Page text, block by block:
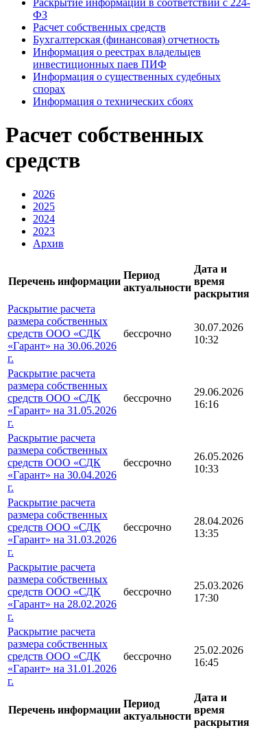
Раскрытие информации в соответствии с 224-
ФЗ
Расчет собственных средств
Бухгалтерская (финансовая) отчетность
Информация о реестрах владельцев
инвестиционных паев ПИФ
Информация о существенных судебных
спорах
Информация о технических сбоях
Расчет собственных
средств
2026
2025
2024
2023
Архив
Перечень информации
Период
актуальности
Дата и
время
раскрытия
Раскрытие расчета
размера собственных
средств ООО «СДК
«Гарант» на 30.06.2026
г.
бессрочно
30.07.2026
10:32
Раскрытие расчета
размера собственных
средств ООО «СДК
«Гарант» на 31.05.2026
г.
бессрочно
29.06.2026
16:16
Раскрытие расчета
размера собственных
средств ООО «СДК
«Гарант» на 30.04.2026
г.
бессрочно
26.05.2026
10:33
Раскрытие расчета
размера собственных
средств ООО «СДК
«Гарант» на 31.03.2026
г.
бессрочно
28.04.2026
13:35
Раскрытие расчета
размера собственных
средств ООО «СДК
«Гарант» на 28.02.2026
г.
бессрочно
25.03.2026
17:30
Раскрытие расчета
размера собственных
средств ООО «СДК
«Гарант» на 31.01.2026
г.
бессрочно
25.02.2026
16:45
Перечень информации
Период
актуальности
Дата и
время
раскрытия